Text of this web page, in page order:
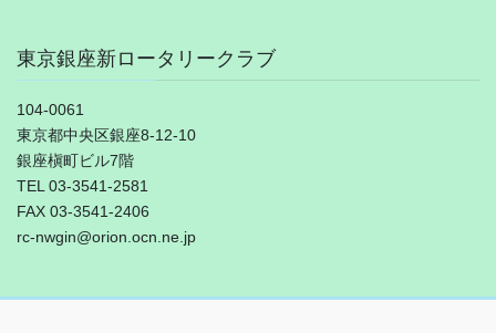
東京銀座新ロータリークラブ
104-0061
東京都中央区銀座8-12-10
銀座槇町ビル7階
TEL 03-3541-2581
FAX 03-3541-2406
rc-nwgin@orion.ocn.ne.jp